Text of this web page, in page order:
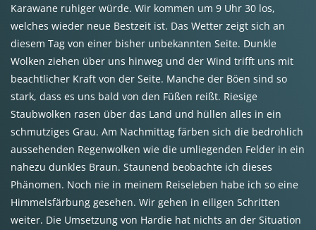
Karawane ruhiger würde. Wir kommen um 9 Uhr 30 los,
welches wieder neue Bestzeit ist. Das Wetter zeigt sich an
diesem Tag von einer bisher unbekannten Seite. Dunkle
Wolken ziehen über uns hinweg und der Wind trifft uns mit
beachtlicher Kraft von der Seite. Manche der Böen sind so
stark, dass es uns bald von den Füßen reißt. Riesige
Staubwolken rasen über das Land und hüllen alles in ein
schmutziges Grau. Am Nachmittag färben sich die bedrohlich
aussehenden Regenwolken wie die umliegenden Felder in ein
nahezu dunkles Braun. Staunend beobachte ich dieses
Phänomen. Noch nie in meinem Reiseleben habe ich so eine
Himmelsfärbung gesehen. Wir gehen in eiligen Schritten
weiter. Die Umsetzung von Hardie hat nichts an der Situation